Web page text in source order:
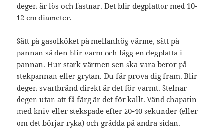
degen är lös och fastnar. Det blir degplattor med 10-
12 cm diameter.
Sätt på gasolköket på mellanhög värme, sätt på
pannan så den blir varm och lägg en degplatta i
pannan. Hur stark värmen sen ska vara beror på
stekpannan eller grytan. Du får prova dig fram. Blir
degen svartbränd direkt är det för varmt. Stelnar
degen utan att få färg är det för kallt. Vänd chapatin
med kniv eller stekspade efter 20-40 sekunder (eller
om det börjar ryka) och grädda på andra sidan.